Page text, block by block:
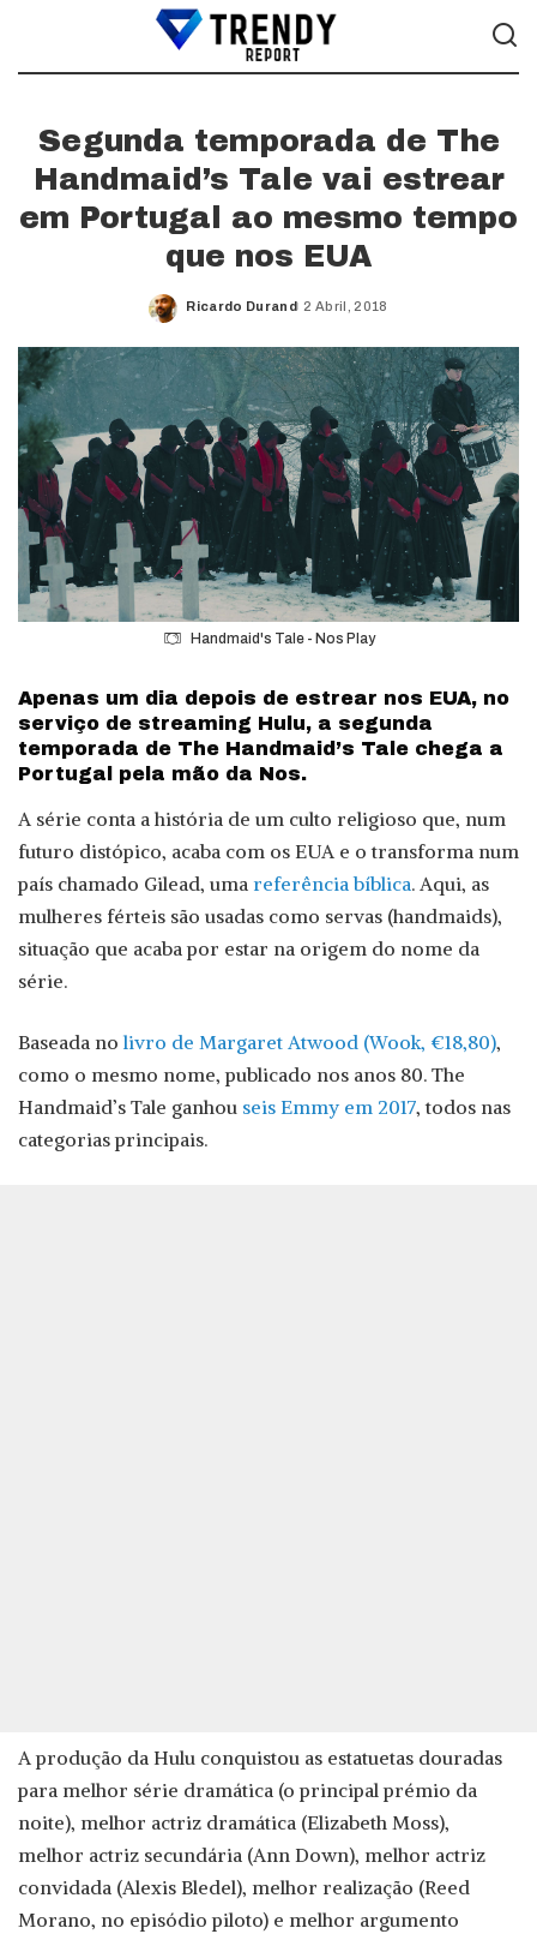
Segunda temporada de The
Handmaid’s Tale vai estrear
em Portugal ao mesmo tempo
que nos EUA
Posted
Ricardo Durand 2 Abril, 2018
Handmaid's Tale - Nos Play
Apenas um dia depois de estrear nos EUA, no
serviço de streaming Hulu, a segunda
temporada de The Handmaid’s Tale chega a
Portugal pela mão da Nos.
A série conta a história de um culto religioso que, num
futuro distópico, acaba com os EUA e o transforma num
país chamado Gilead, uma referência bíblica. Aqui, as
mulheres férteis são usadas como servas (handmaids),
situação que acaba por estar na origem do nome da
série.
Baseada no livro de Margaret Atwood (Wook, €18,80),
como o mesmo nome, publicado nos anos 80. The
Handmaid’s Tale ganhou seis Emmy em 2017, todos nas
categorias principais.
A produção da Hulu conquistou as estatuetas douradas
para melhor série dramática (o principal prémio da
noite), melhor actriz dramática (Elizabeth Moss),
melhor actriz secundária (Ann Down), melhor actriz
convidada (Alexis Bledel), melhor realização (Reed
Morano, no episódio piloto) e melhor argumento